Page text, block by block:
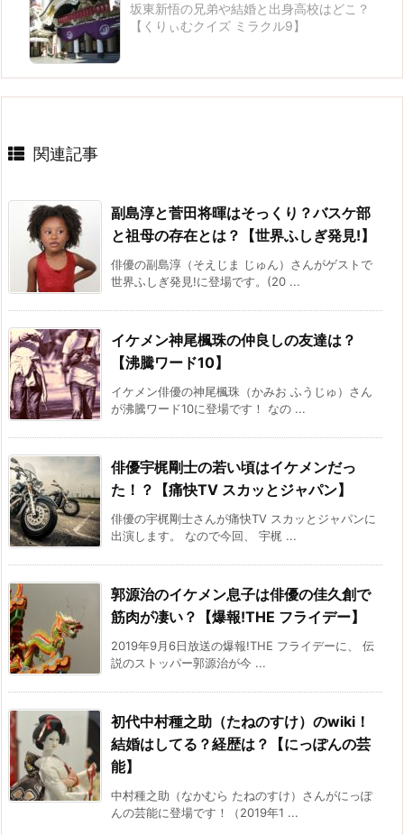
坂東新悟の兄弟や結婚と出身高校はどこ？
【くりぃむクイズ ミラクル9】
関連記事
副島淳と菅田将暉はそっくり？バスケ部
と祖母の存在とは？【世界ふしぎ発見!】
俳優の副島淳（そえじま じゅん）さんがゲストで
世界ふしぎ発見!に登場です。(20 ...
イケメン神尾楓珠の仲良しの友達は？
【沸騰ワード10】
イケメン俳優の神尾楓珠（かみお ふうじゅ）さん
が沸騰ワード10に登場です！ なの ...
俳優宇梶剛士の若い頃はイケメンだっ
た！？【痛快TV スカッとジャパン】
俳優の宇梶剛士さんが痛快TV スカッとジャパンに
出演します。 なので今回、 宇梶 ...
郭源治のイケメン息子は俳優の佳久創で
筋肉が凄い？【爆報!THE フライデー】
2019年9月6日放送の爆報!THE フライデーに、 伝
説のストッパー郭源治が今 ...
初代中村種之助（たねのすけ）のwiki！
結婚はしてる？経歴は？【にっぽんの芸
能】
中村種之助（なかむら たねのすけ）さんがにっぽ
んの芸能に登場です！（2019年1 ...